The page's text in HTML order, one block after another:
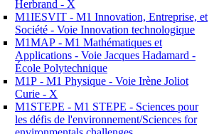
Herbrand - X
M1IESVIT - M1 Innovation, Entreprise, et
Société - Voie Innovation technologique
M1MAP - M1 Mathématiques et
Applications - Voie Jacques Hadamard -
École Polytechnique
M1P - M1 Physique - Voie Irène Joliot
Curie - X
M1STEPE - M1 STEPE - Sciences pour
les défis de l'environnement/Sciences for